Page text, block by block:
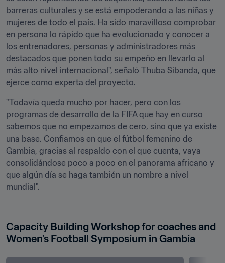
barreras culturales y se está empoderando a las niñas y
mujeres de todo el país. Ha sido maravilloso comprobar
en persona lo rápido que ha evolucionado y conocer a
los entrenadores, personas y administradores más
destacados que ponen todo su empeño en llevarlo al
más alto nivel internacional", señaló Thuba Sibanda, que
ejerce como experta del proyecto.
"Todavía queda mucho por hacer, pero con los
programas de desarrollo de la FIFA que hay en curso
sabemos que no empezamos de cero, sino que ya existe
una base. Confiamos en que el fútbol femenino de
Gambia, gracias al respaldo con el que cuenta, vaya
consolidándose poco a poco en el panorama africano y
que algún día se haga también un nombre a nivel
mundial".
Capacity Building Workshop for coaches and
Women's Football Symposium in Gambia